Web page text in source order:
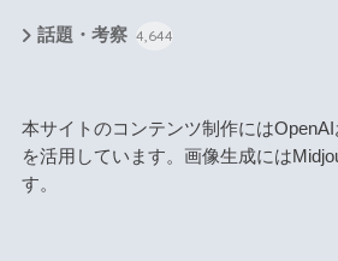
話題・考察 4,644
本サイトのコンテンツ制作には
を活用しています。画像生成には
す。